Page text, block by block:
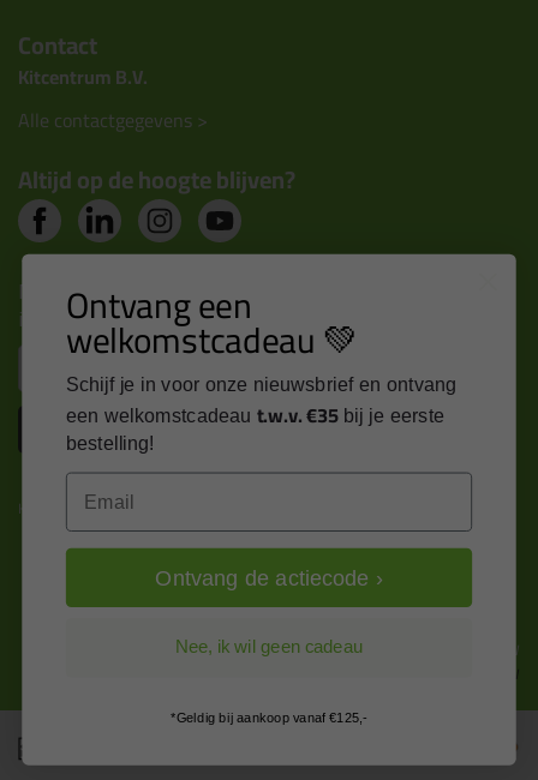
Contact
Kitcentrum B.V.
Alle contactgegevens >
Altijd op de hoogte blijven?
Nieuws, tips en exclusieve deals rechtstreeks in je
inbox
Inschrijven
Kitcentrum is trots op:
Alle prijzen zijn in EURO en excl. 21% BTW
wijzig naar incl. BTW
Ontvang een
welkomstcadeau 💚
Schijf je in voor onze nieuwsbrief en ontvang
een welkomstcadeau t.w.v. €35 bij je eerste
bestelling!
Email
Ontvang de actiecode ›
Nee, ik wil geen cadeau
*Geldig bij aankoop vanaf €125,-